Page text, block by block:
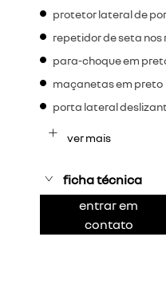
protetor lateral de
repetidor de seta nos
para-choque em
maçanetas em preto
porta lateral
ver mais
ficha técnica
entrar em
contato